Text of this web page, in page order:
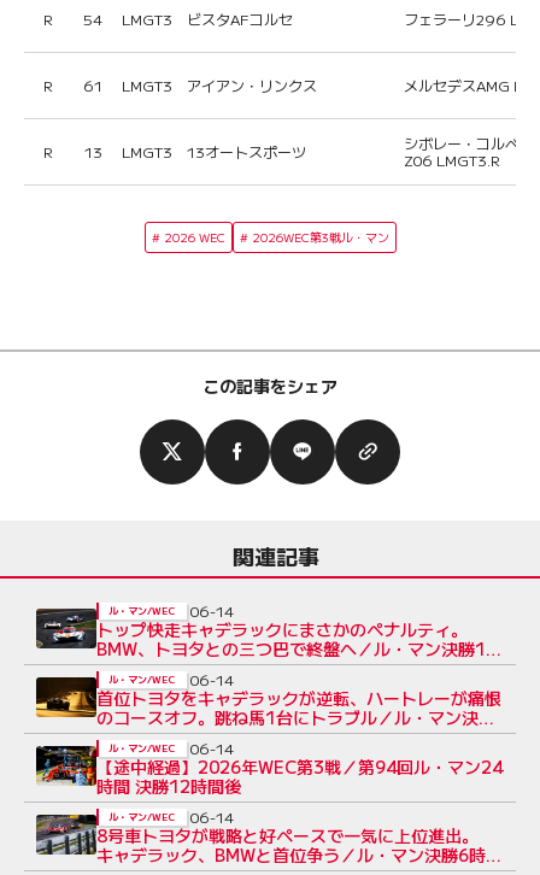
R 54 LMGT3 ビスタAFコルセ フェラーリ296
R 61 LMGT3 アイアン・リンクス メルセデスAMG
R 13 LMGT3 13オートスポーツ
シボレー・コルベッ
Z06 LMGT3.R
2026 WEC 2026WEC第3戦ル・マン
この記事をシェア
関連記事
トップ快走キャデラックにまさかのペナルティ。
BMW、トヨタとの三つ巴で終盤へ／ル・マン決勝18
時間後
ル・マン/WEC 06-14
首位トヨタをキャデラックが逆転、ハートレーが痛恨
のコースオフ。跳ね馬1台にトラブル／ル・マン決勝
12時間後
ル・マン/WEC 06-14
【途中経過】2026年WEC第3戦／第94回ル・マン24
時間 決勝12時間後
ル・マン/WEC 06-14
8号車トヨタが戦略と好ペースで一気に上位進出。
キャデラック、BMWと首位争う／ル・マン決勝6時間
ル・マン/WEC 06-14